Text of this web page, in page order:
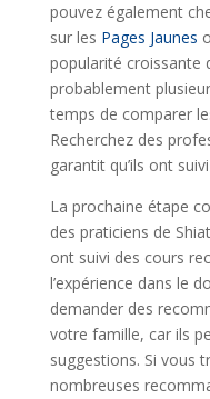
pouvez également
sur les Pages Jaunes
popularité croissante
probablement
temps de comparer
Recherchez des
garantit qu’ils ont
La prochaine étape
des praticiens de
ont suivi des cours
l’expérience dans le
demander des
votre famille, car ils
suggestions. Si vous
nombreuses